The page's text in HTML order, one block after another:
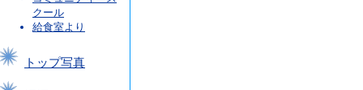
クール
給食室より
トップ写真